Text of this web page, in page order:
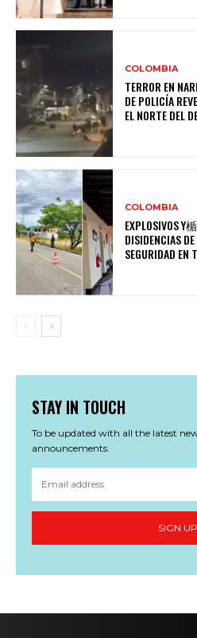
COLOMBIA
TERROR EN
DE POLICÍA
EL NORTE DEL
COLOMBIA
EXPLOSIVOS Y
DISIDENCIAS
SEGURIDAD EN
STAY IN TOUCH
To be updated with all the latest
announcements.
SIGN UP